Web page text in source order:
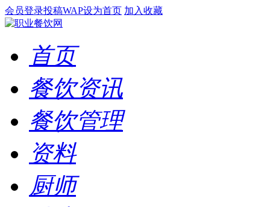
会员登录投稿WAP设为首页 加入收藏
首页
餐饮资讯
餐饮管理
资料
厨师